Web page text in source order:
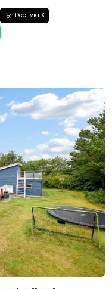
Deel via X